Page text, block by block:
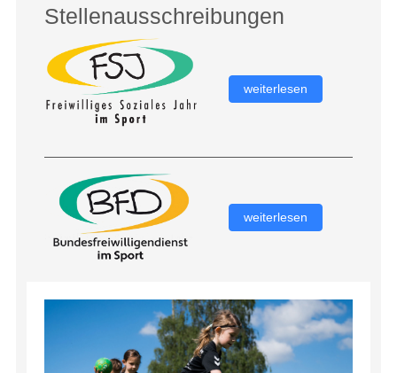
Stellenausschreibungen
weiterlesen
weiterlesen